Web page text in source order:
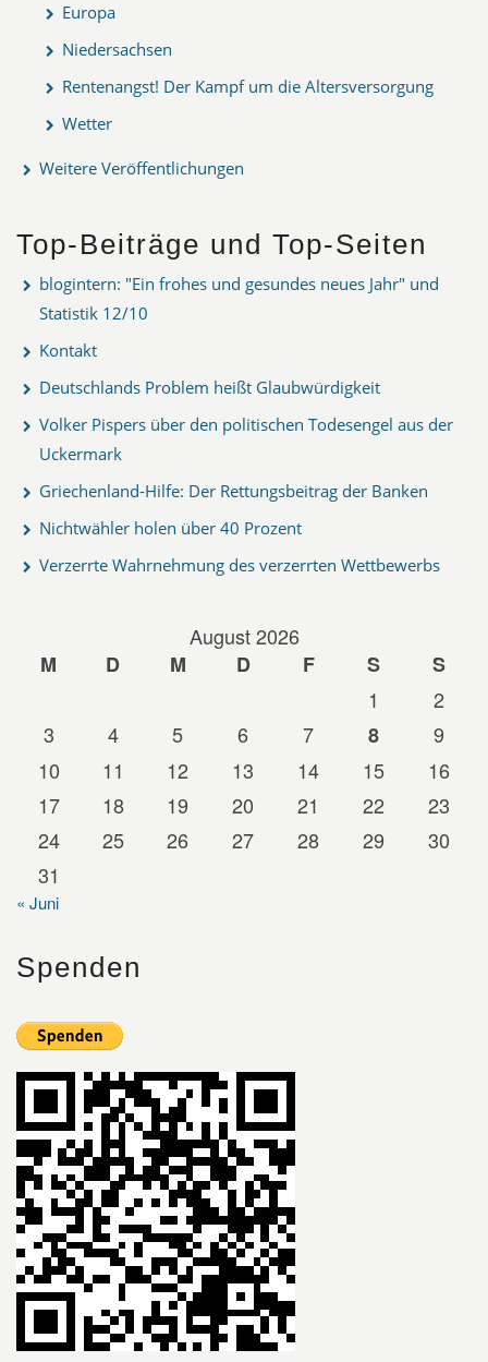
Europa
Niedersachsen
Rentenangst! Der Kampf um die Altersversorgung
Wetter
Weitere Veröffentlichungen
Top-Beiträge und Top-Seiten
blogintern: "Ein frohes und gesundes neues Jahr" und
Statistik 12/10
Kontakt
Deutschlands Problem heißt Glaubwürdigkeit
Volker Pispers über den politischen Todesengel aus der
Uckermark
Griechenland-Hilfe: Der Rettungsbeitrag der Banken
Nichtwähler holen über 40 Prozent
Verzerrte Wahrnehmung des verzerrten Wettbewerbs
August 2026
M
D M D F S
S
1
2
3
4 5 6 7 8
9
10
11 12 13 14 15
16
17
18 19 20 21 22
23
24
25 26 27 28 29
30
31
« Juni
Spenden